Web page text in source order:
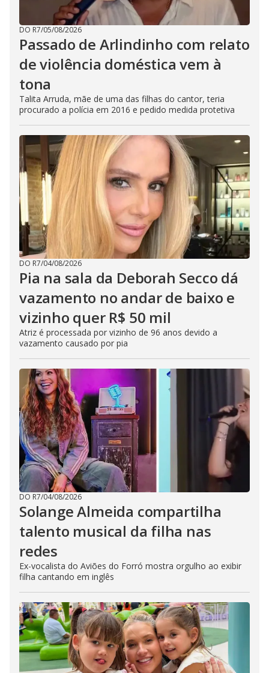
DO R7/05/08/2026
Passado de Arlindinho com relato
de violência doméstica vem à
tona
Talita Arruda, mãe de uma das filhas do cantor, teria
procurado a polícia em 2016 e pedido medida protetiva
DO R7/04/08/2026
Pia na sala da Deborah Secco dá
vazamento no andar de baixo e
vizinho quer R$ 50 mil
Atriz é processada por vizinho de 96 anos devido a
vazamento causado por pia
DO R7/04/08/2026
Solange Almeida compartilha
talento musical da filha nas
redes
Ex-vocalista do Aviões do Forró mostra orgulho ao exibir
filha cantando em inglês